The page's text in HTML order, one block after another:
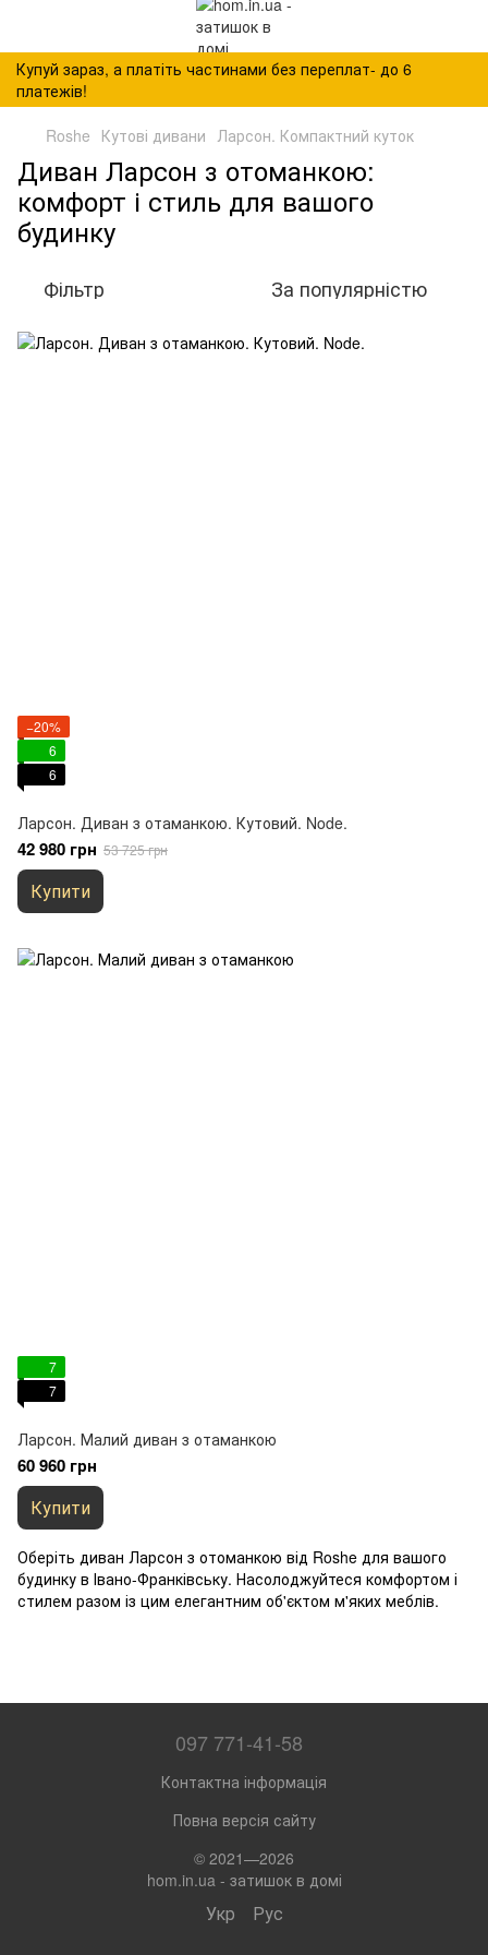
Купуй зараз, а платіть частинами без переплат- до 6
платежів!
Roshe Кутові дивани Ларсон. Компактний куток
Диван Ларсон з отоманкою:
комфорт і стиль для вашого
будинку
Фільтр За популярністю
−20%
6
6
Ларсон. Диван з отаманкою. Кутовий. Node.
42 980 грн 53 725 грн
Купити
7
7
Ларсон. Малий диван з отаманкою
60 960 грн
Купити
Оберіть диван Ларсон з отоманкою від Roshe для вашого
будинку в Івано-Франківську. Насолоджуйтеся комфортом і
стилем разом із цим елегантним об'єктом м'яких меблів.
097 771-41-58
Контактна інформація
Повна версія сайту
© 2021—2026
hom.in.ua - затишок в домі
Укр Рус